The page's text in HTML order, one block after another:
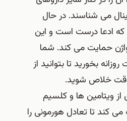
می شناسند. در حال
ادعا درست است و این
حمایت می کند. شما
روزانه بخورید تا بتوانید از
خلاص شوید.
از ویتامین ها و کلسیم
کند تا تعادل هورمونی را